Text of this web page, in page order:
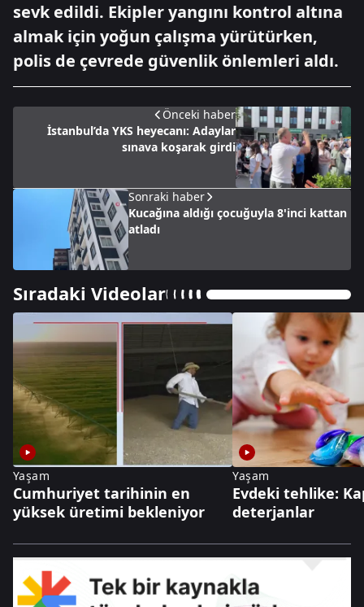
sevk edildi. Ekipler yangını kontrol altına
almak için yoğun çalışma yürütürken,
polis de çevrede güvenlik önlemleri aldı.
Önceki haber
İstanbul’da YKS heyecanı: Adaylar
sınava koşarak girdi
Sonraki haber
Kucağına aldığı çocuğuyla 8'inci kattan
atladı
Sıradaki Videolar
Yaşam
Cumhuriyet tarihinin en
yüksek üretimi bekleniyor
Yaşam
Evdeki tehlike:
deterjanlar